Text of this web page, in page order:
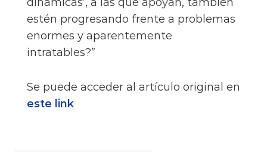
estén progresando frente a problemas
enormes y aparentemente
intratables?”
Se puede acceder al artículo original en
este link